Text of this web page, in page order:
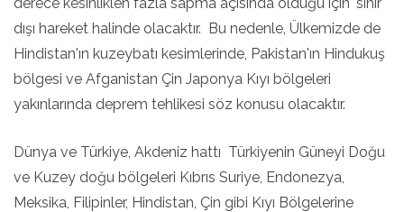
dışı hareket halinde olacaktır. Bu nedenle, Ülkemizde de
Hindistan'ın kuzeybatı kesimlerinde, Pakistan'ın Hindukuş
bölgesi ve Afganistan Çin Japonya Kıyı bölgeleri
yakınlarında deprem tehlikesi söz konusu olacaktır.
Dünya ve Türkiye, Akdeniz hattı Türkiyenin Güneyi Doğu
ve Kuzey doğu bölgeleri Kıbrıs Suriye, Endonezya,
Meksika, Filipinler, Hindistan, Çin gibi Kıyı Bölgelerine